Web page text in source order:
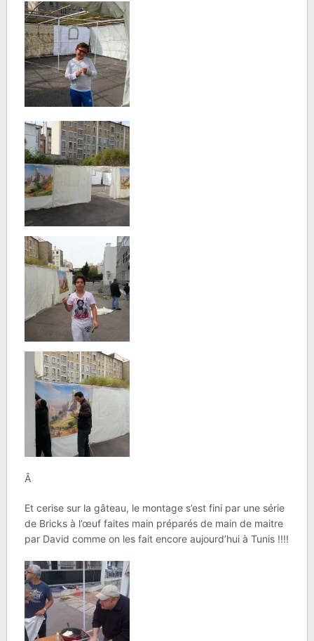
Â
Et cerise sur la gâteau, le montage s’est fini par une série
de Bricks à l’œuf faites main préparés de main de maitre
par David comme on les fait encore aujourd’hui à Tunis !!!!